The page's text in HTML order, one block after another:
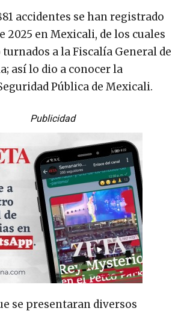
accidentes se han registrado
2025 en Mexicali, de los cuales
turnados a la Fiscalía General de
así lo dio a conocer la
Pública de Mexicali.
Publicidad
se presentaran diversos